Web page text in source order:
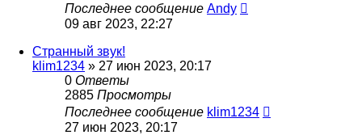
Последнее сообщение Andy
09 авг 2023, 22:27
Странный звук!
klim1234 » 27 июн 2023, 20:17
0 Ответы
2885 Просмотры
Последнее сообщение klim1234
27 июн 2023, 20:17